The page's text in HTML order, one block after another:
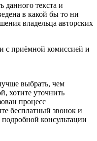
данного текста и
в какой бы то ни
владельца авторских
с приёмной комиссией и
выбрать, чем
хотите уточнить
процесс
бесплатный звонок и
консультации